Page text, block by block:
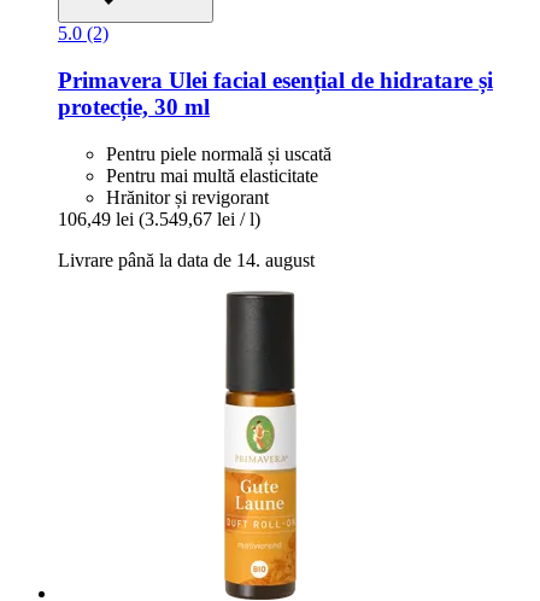
5.0 (2)
Primavera Ulei facial esențial de hidratare și
protecție, 30 ml
Pentru piele normală și uscată
Pentru mai multă elasticitate
Hrănitor și revigorant
106,49 lei (3.549,67 lei / l)
Livrare până la data de 14. august